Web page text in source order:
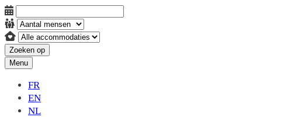
Zoeken op
Menu
FR
EN
NL